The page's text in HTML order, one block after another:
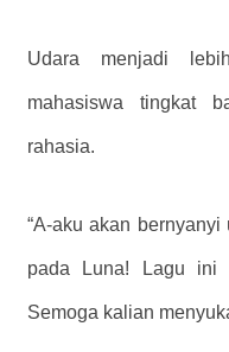
Udara menjadi
mahasiswa tingkat
rahasia.
“A-aku akan
pada Luna! Lagu ini
Semoga kalian